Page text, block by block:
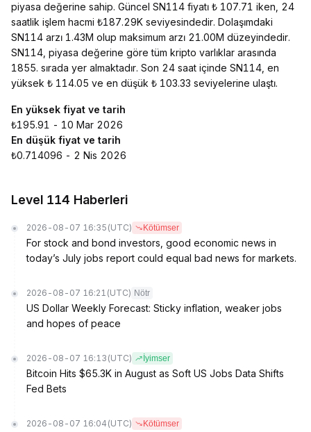
piyasa değerine sahip. Güncel SN114 fiyatı ₺ 107.71 iken, 24
saatlik işlem hacmi ₺187.29K seviyesindedir. Dolaşımdaki
SN114 arzı 1.43M olup maksimum arzı 21.00M düzeyindedir.
SN114, piyasa değerine göre tüm kripto varlıklar arasında
1855. sırada yer almaktadır. Son 24 saat içinde SN114, en
yüksek ₺ 114.05 ve en düşük ₺ 103.33 seviyelerine ulaştı.
En yüksek fiyat ve tarih
₺195.91 - 10 Mar 2026
En düşük fiyat ve tarih
₺0.714096 - 2 Nis 2026
Level 114 Haberleri
2026-08-07 16:35 (UTC) Kötümser
For stock and bond investors, good economic news in
today’s July jobs report could equal bad news for markets.
2026-08-07 16:21 (UTC) Nötr
US Dollar Weekly Forecast: Sticky inflation, weaker jobs
and hopes of peace
2026-08-07 16:13 (UTC) İyimser
Bitcoin Hits $65.3K in August as Soft US Jobs Data Shifts
Fed Bets
2026-08-07 16:04 (UTC) Kötümser